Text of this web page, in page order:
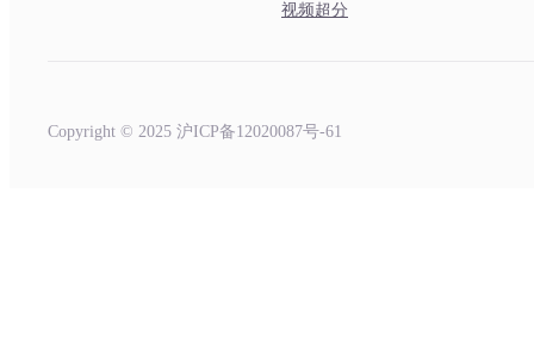
视频超分
Copyright © 2025 沪ICP备12020087号-61